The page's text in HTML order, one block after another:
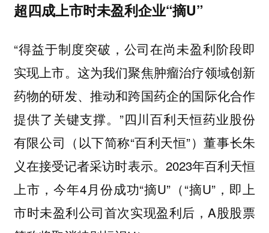
超四成上市时未盈利企业“摘U”
“得益于制度突破，公司在尚未盈利阶段即
实现上市。这为我们聚焦肿瘤治疗领域创新
药物的研发、推动和跨国药企的国际化合作
提供了关键支撑。”四川百利天恒药业股份
有限公司（以下简称“百利天恒”）董事长朱
义在接受记者采访时表示。2023年百利天恒
上市，今年4月份成功“摘U”（“摘U”，即上
市时未盈利公司首次实现盈利后，A股股票